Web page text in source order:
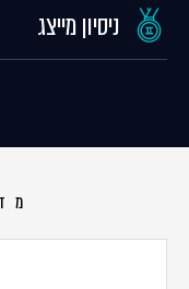
ניסיון מייצג